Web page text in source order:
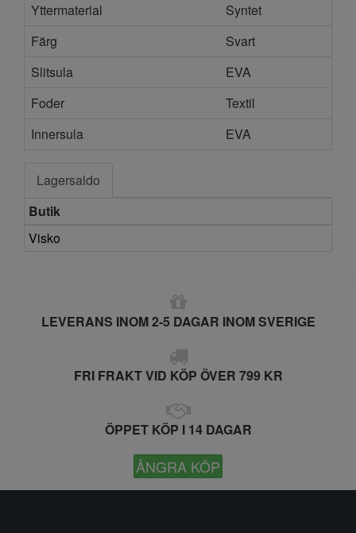
Yttermaterial
Syntet
Färg
Svart
Slitsula
EVA
Foder
Textil
Innersula
EVA
Lagersaldo
Butik
Visko
LEVERANS INOM 2-5 DAGAR INOM SVERIGE
FRI FRAKT VID KÖP ÖVER 799 KR
ÖPPET KÖP I 14 DAGAR
ÅNGRA KÖP